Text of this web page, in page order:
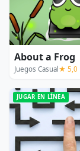
About a Frog
Juegos Casual ★ 5,0
JUGAR EN LÍNEA